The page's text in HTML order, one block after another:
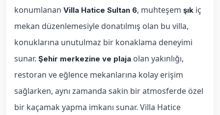
konumlanan Villa Hatice Sultan 6, muhteşem şık iç
mekan düzenlemesiyle donatılmış olan bu villa,
konuklarına unutulmaz bir konaklama deneyimi
sunar. Şehir merkezine ve plaja olan yakınlığı,
restoran ve eğlence mekanlarına kolay erişim
sağlarken, aynı zamanda sakin bir atmosferde özel
bir kaçamak yapma imkanı sunar. Villa Hatice